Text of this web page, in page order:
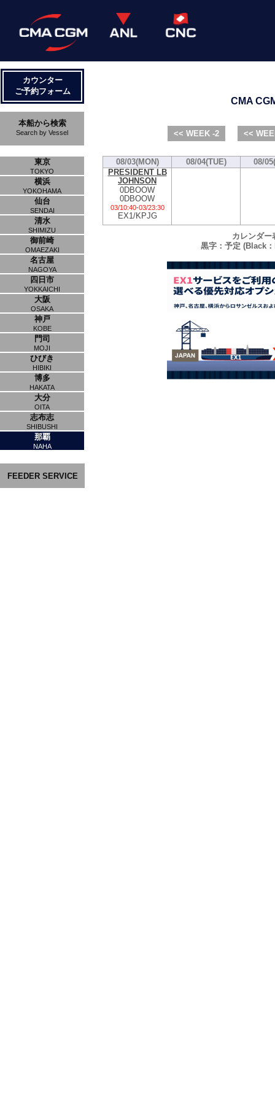
カウンター
ご予約フォーム
本船から検索
Search by Vessel
東京
TOKYO
横浜
YOKOHAMA
仙台
SENDAI
清水
SHIMIZU
御前崎
OMAEZAKI
名古屋
NAGOYA
四日市
YOKKAICHI
大阪
OSAKA
神戸
KOBE
門司
MOJI
ひびき
HIBIKI
博多
HAKATA
大分
OITA
志布志
SHIBUSHI
那覇
NAHA
FEEDER SERVICE
CMA
<< WEEK -2 <<
08/03(MON) 08/04(TUE)
08/
PRESIDENT LB
JOHNSON
0DBOOW
0DBOOW
03/10:40-03/23:30
EX1/KPJG
カレンダー
黒字：予定 (Black